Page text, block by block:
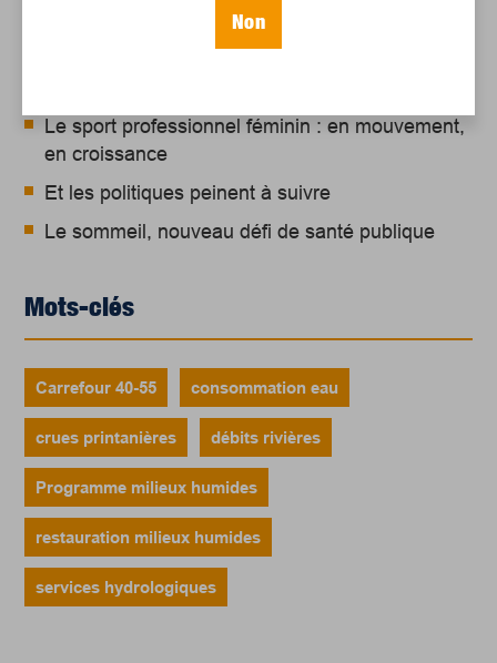
Un siècle de Mauriciennes dans la presse
Le sport professionnel féminin : en mouvement,
en croissance
Et les politiques peinent à suivre
Le sommeil, nouveau défi de santé publique
Mots-clés
Carrefour 40-55 consommation eau
crues printanières débits rivières
Programme milieux humides
restauration milieux humides
services hydrologiques
Non